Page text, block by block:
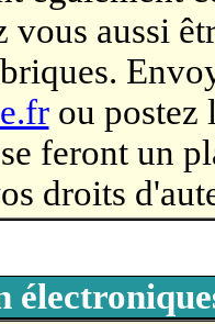
vous aussi
ou postez
feront un
droits